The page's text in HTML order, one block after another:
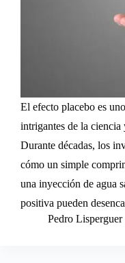
El efecto placebo es
intrigantes de la
Durante décadas, los
cómo un simple
una inyección de agua
positiva pueden
Pedro Lisperguer